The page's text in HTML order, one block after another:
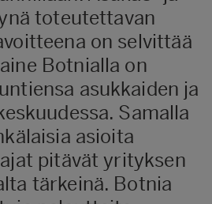
toteutettavan
on selvittää
Botnialla on
asukkaiden ja
Samalla
asioita
pitävät yrityksen
tärkeinä. Botnia